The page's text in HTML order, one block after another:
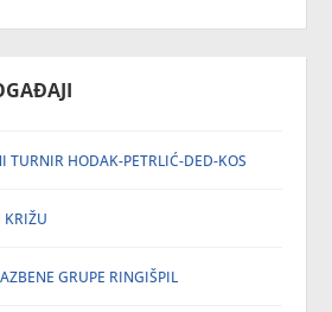
TURNIR HODAK-PETRLIĆ-DED-KOS
KRIŽU
GRUPE RINGIŠPIL